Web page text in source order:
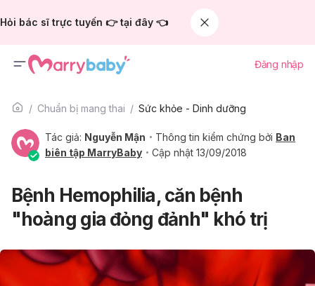
Hỏi bác sĩ trực tuyến 👉 tại đây 👈
Đăng nhập
Chuẩn bị mang thai Sức khỏe - Dinh dưỡng
Tác giả: Nguyễn Mận Thông tin kiểm chứng bởi Ban
biên tập MarryBaby
Cập nhật 13/09/2018
Bệnh Hemophilia, căn bệnh
"hoàng gia đỏng đảnh" khó trị